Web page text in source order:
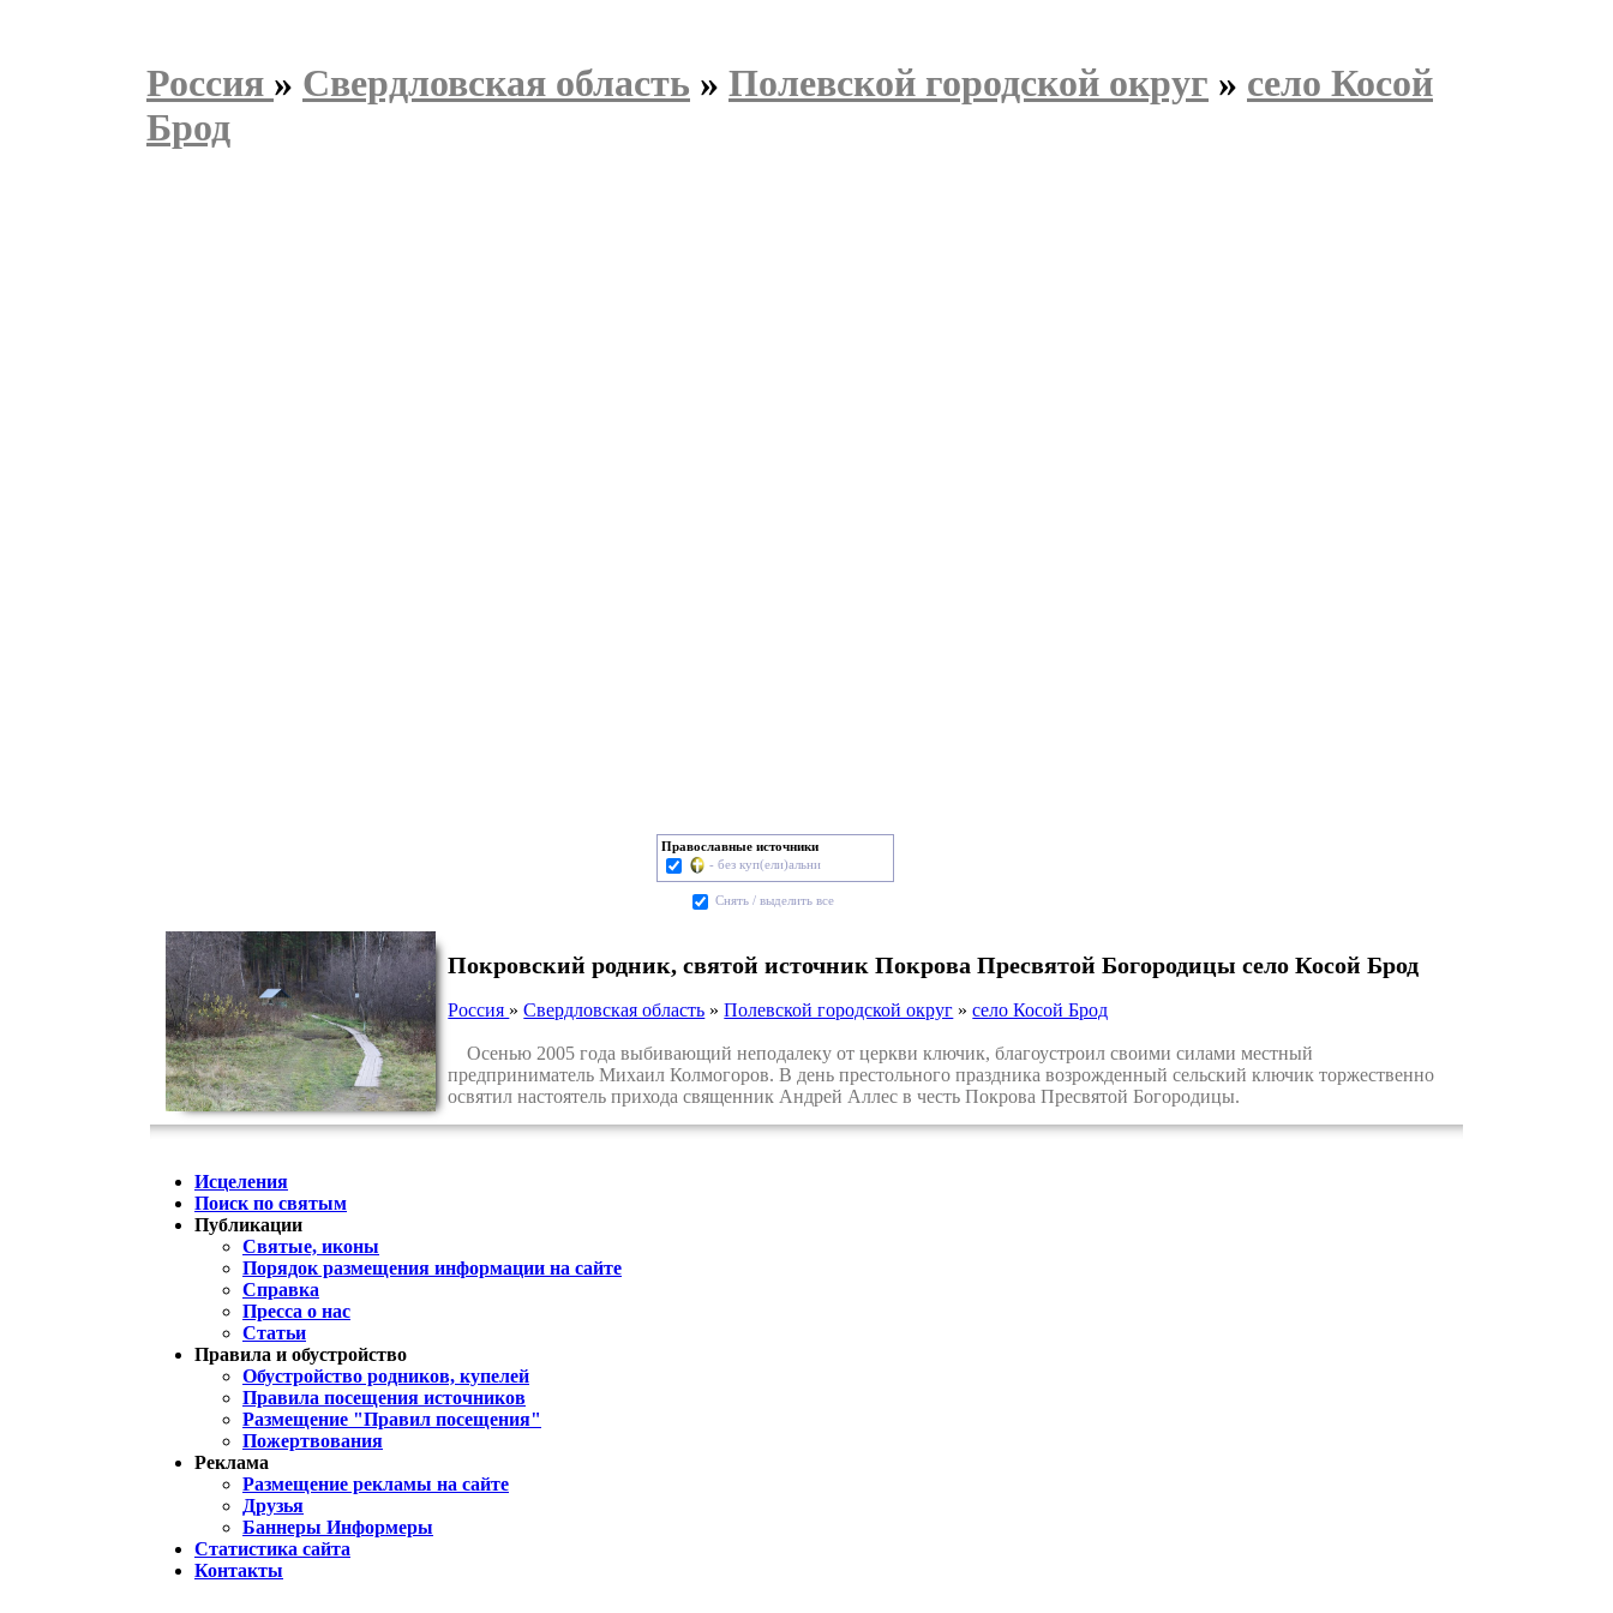
Россия » Свердловская область » Полевской городской округ » село Косой
Брод
Православные источники
- без куп(ели)альни
Cнять / выделить все
Покровский родник, святой источник Покрова Пресвятой Богородицы село Косой Брод
Россия »Свердловская область »Полевской городской округ »село Косой Брод
Осенью 2005 года выбивающий неподалеку от церкви ключик, благоустроил своими силами местный
предприниматель Михаил Колмогоров. В день престольного праздника возрожденный сельский ключик торжественно
освятил настоятель прихода священник Андрей Аллес в честь Покрова Пресвятой Богородицы.
Исцеления
Поиск по святым
Публикации
Святые, иконы
Порядок размещения информации на сайте
Справка
Пресса о нас
Статьи
Правила и обустройство
Обустройство родников, купелей
Правила посещения источников
Размещение "Правил посещения"
Пожертвования
Реклама
Размещение рекламы на сайте
Друзья
Баннеры Информеры
Статистика сайта
Контакты